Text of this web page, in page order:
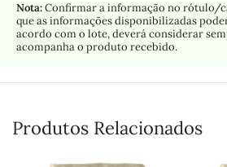
Nota:Confirmar a informação no rótulo/
que as informações disponibilizadas
acordo com o lote, deverá considerar
acompanha o produto recebido.
Produtos Relacionados